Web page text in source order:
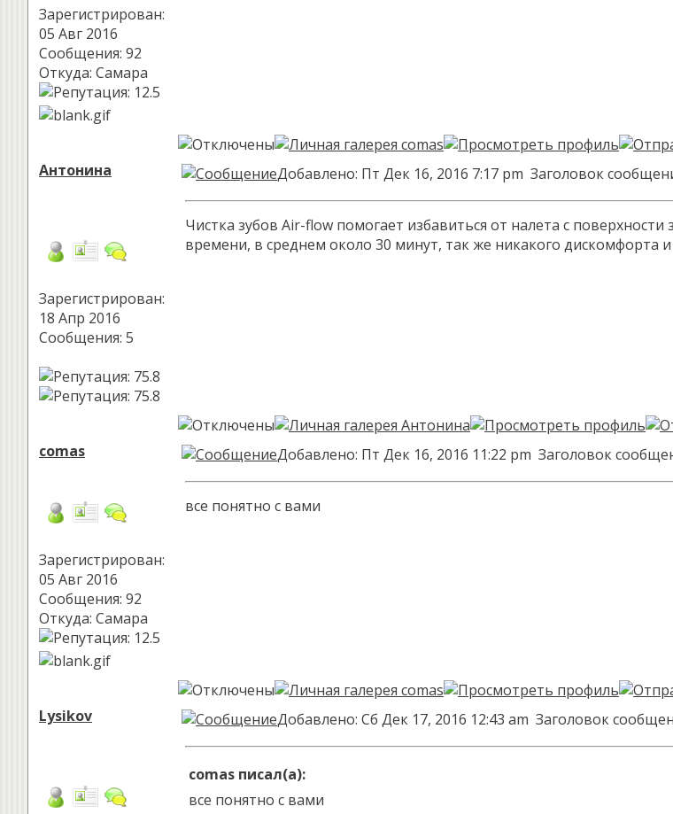
Зарегистрирован:
05 Авг 2016
Сообщения: 92
Откуда: Самара
Антонина
Зарегистрирован:
18 Апр 2016
Сообщения: 5
Добавлено: Пт Дек 16, 2016 7:17 pm Заголовок
Чистка зубов Air-flow помогает избавиться от налета с
времени, в среднем около 30 минут, так же никакого
comas
Зарегистрирован:
05 Авг 2016
Сообщения: 92
Откуда: Самара
Добавлено: Пт Дек 16, 2016 11:22 pm Заголовок
все понятно с вами
Lysikov Добавлено: Сб Дек 17, 2016 12:43 am Заголовок
comas писал(а):
все понятно с вами